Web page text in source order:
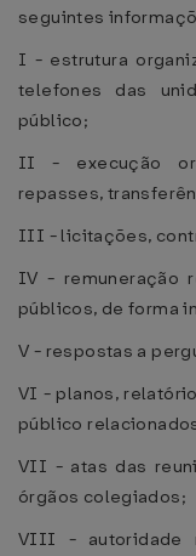
seguintes
I - estrutura
telefones das
público;
II - execução
repasses,
III - licitações,
IV - remuneração
públicos, de forma
V - respostas a
VI - planos,
público
VII - atas das
órgãos colegiados;
VIII - autoridade